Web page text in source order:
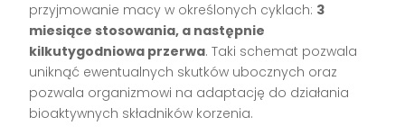
przyjmowanie macy w określonych cyklach: 3
miesiące stosowania, a następnie
kilkutygodniowa przerwa. Taki schemat pozwala
uniknąć ewentualnych skutków ubocznych oraz
pozwala organizmowi na adaptację do działania
bioaktywnych składników korzenia.